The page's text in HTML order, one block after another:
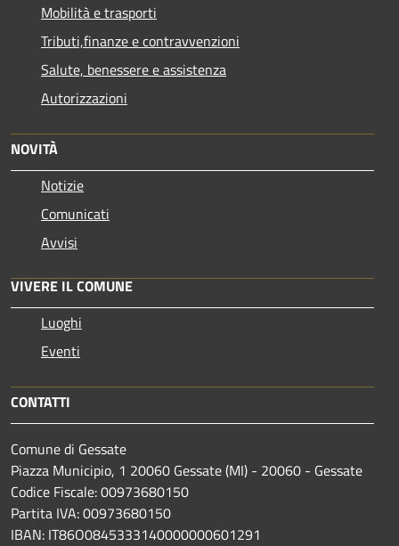
Mobilità e trasporti
Tributi,finanze e contravvenzioni
Salute, benessere e assistenza
Autorizzazioni
NOVITÀ
Notizie
Comunicati
Avvisi
VIVERE IL COMUNE
Luoghi
Eventi
CONTATTI
Comune di Gessate
Piazza Municipio, 1 20060 Gessate (MI) - 20060 - Gessate
Codice Fiscale: 00973680150
Partita IVA: 00973680150
IBAN: IT86O0845333140000000601291